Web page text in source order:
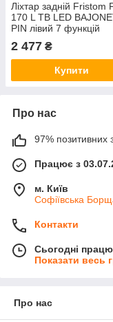
Ліхтар задній Fristom
170 L TB LED
PIN лівий 7 функцій
2 477 ₴
Купити
Про нас
97% позитивних з
Працює з
м. Київ
Софіївська
Контакти
Сьогодні
Показати весь
Про нас